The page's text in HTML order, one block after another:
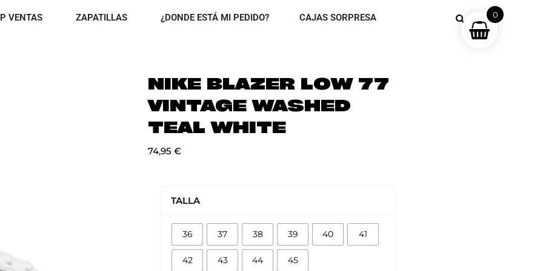
VENTAS OPEN TOP VENTAS
ZAPATILLAS OPEN ZAPATILLAS
¿DONDE ESTÁ MI PEDIDO? CAJAS SORPRESA
NIKE BLAZER LOW 77
VINTAGE WASHED
TEAL WHITE
74,95 €
TALLA
36 37 38 39 40 41
42 43 44 45
BLAZER
VINTAGE
WASHED
TEAL
0